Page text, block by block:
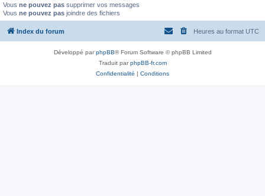
Vous ne pouvez pas supprimer vos messages
Vous ne pouvez pas joindre des fichiers
Index du forum Heures au format UTC
Développé parphpBB® Forum Software © phpBB Limited
Traduit parphpBB-fr.com
Confidentialité | Conditions